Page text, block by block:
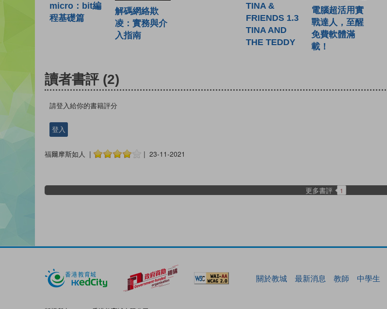
micro：bit編
程基礎篇
解碼網絡欺
凌：實務與介
入指南
TINA &
FRIENDS 1.3
TINA AND
THE TEDDY
電腦超活用實
戰達人，至醒
免費軟體滿
載！
讀者書評 (2)
請登入給你的書籍評分
登入
福爾摩斯如人 | | 23-11-2021
更多書評 1
關於教城 最新消息 教師 中學生